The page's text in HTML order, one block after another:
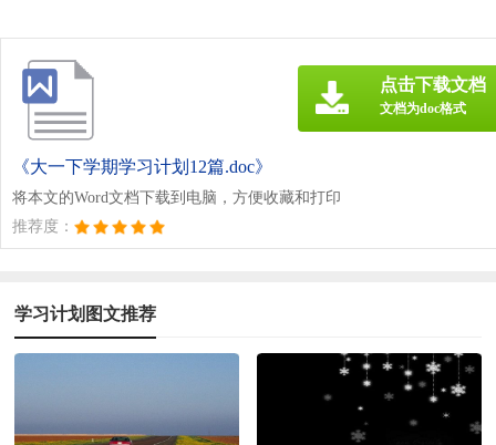
《大一下学期学习计划12篇.doc》
将本文的Word文档下载到电脑，方便收藏和打印
推荐度：
点击下载文档
文档为doc格式
学习计划图文推荐